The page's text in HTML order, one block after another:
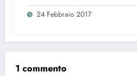
24 Febbraio 2017
1 commento